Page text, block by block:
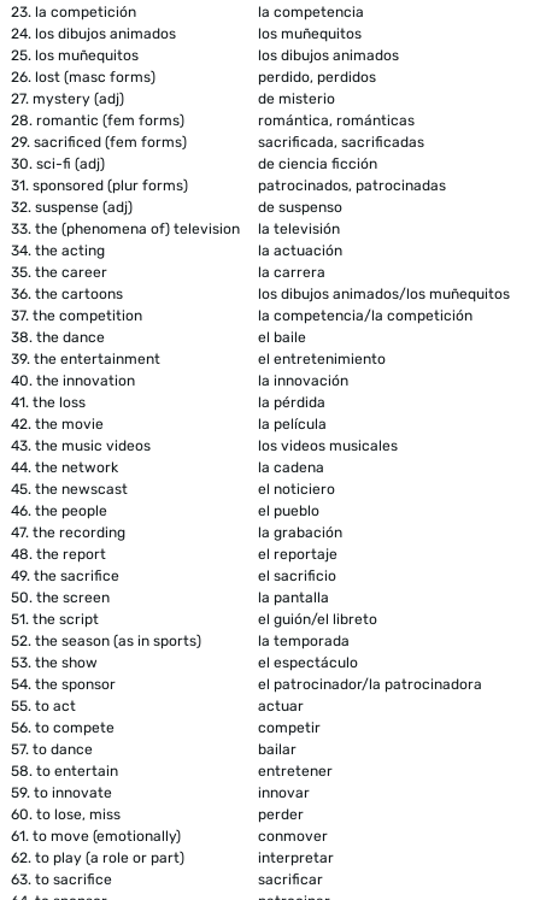
23. la competición
la competencia
24. los dibujos animados
los muñequitos
25. los muñequitos
los dibujos animados
26. lost (masc forms)
perdido, perdidos
27. mystery (adj)
de misterio
28. romantic (fem forms)
romántica, románticas
29. sacrificed (fem forms)
sacrificada, sacrificadas
30. sci-fi (adj)
de ciencia ficción
31. sponsored (plur forms)
patrocinados, patrocinadas
32. suspense (adj)
de suspenso
33. the (phenomena of) television
la televisión
34. the acting
la actuación
35. the career
la carrera
36. the cartoons
los dibujos animados/los muñequitos
37. the competition
la competencia/la competición
38. the dance
el baile
39. the entertainment
el entretenimiento
40. the innovation
la innovación
41. the loss
la pérdida
42. the movie
la película
43. the music videos
los videos musicales
44. the network
la cadena
45. the newscast
el noticiero
46. the people
el pueblo
47. the recording
la grabación
48. the report
el reportaje
49. the sacrifice
el sacrificio
50. the screen
la pantalla
51. the script
el guión/el libreto
52. the season (as in sports)
la temporada
53. the show
el espectáculo
54. the sponsor
el patrocinador/la patrocinadora
55. to act
actuar
56. to compete
competir
57. to dance
bailar
58. to entertain
entretener
59. to innovate
innovar
60. to lose, miss
perder
61. to move (emotionally)
conmover
62. to play (a role or part)
interpretar
63. to sacrifice
sacrificar